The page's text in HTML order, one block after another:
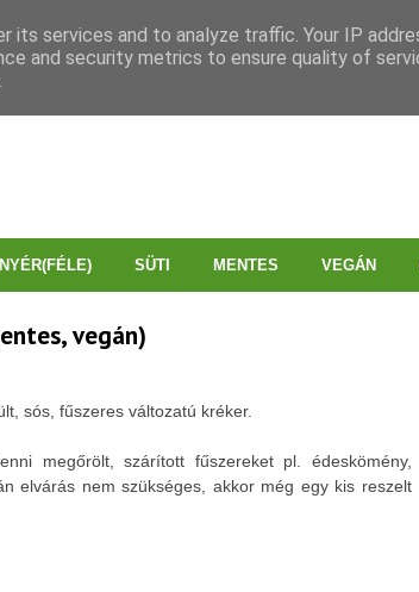
SÜTI MENTES VEGÁN
vegán)
sós, fűszeres változatú kréker.
megőrölt, szárított fűszereket pl. édeskömény,
elvárás nem szükséges, akkor még egy kis reszelt
its services and to analyze traffic. Your IP
and security metrics to ensure quality of